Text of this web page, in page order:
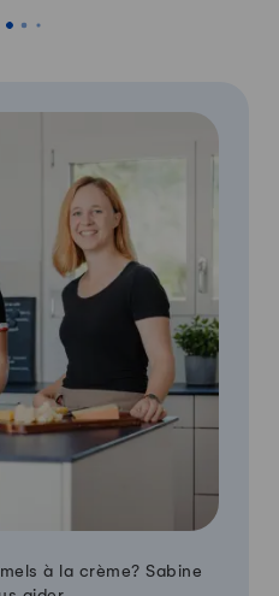
à la crème? Sabine